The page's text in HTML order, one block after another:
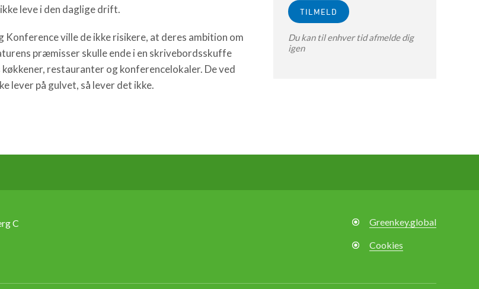
leve i den daglige drift.
Konference ville de ikke risikere, at deres ambition om
præmisser skulle ende i en skrivebordsskuffe
køkkener, restauranter og konferencelokaler. De ved
lever på gulvet, så lever det ikke.
Du kan til enhver tid afmelde dig
igen
C
Greenkey.global
Cookies